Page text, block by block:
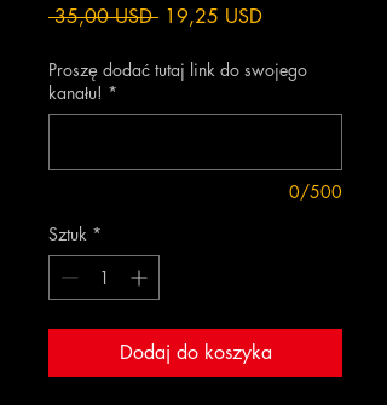
35,00 USD Regularna
19,25 USDCena
Proszę dodać tutaj link do swojego
kanału! *
0/500
Sztuk *
Dodaj do koszyka